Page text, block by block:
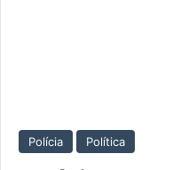
Polícia Política